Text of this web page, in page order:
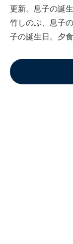
更新。息子の誕
竹しのぶ、息子
子の誕生日。夕